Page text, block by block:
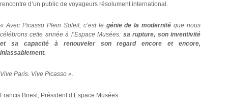
rencontre d’un public de voyageurs résolument international.
« Avec Picasso Plein Soleil, c’est le génie de la modernitéque nous
célébrons cette année à l’Espace Musées: sa rupture, son inventivité
et sa capacité à renouveler son regard encore et encore,
inlassablement.
Vive Paris. Vive Picasso ».
Francis Briest, Président d’Espace Musées